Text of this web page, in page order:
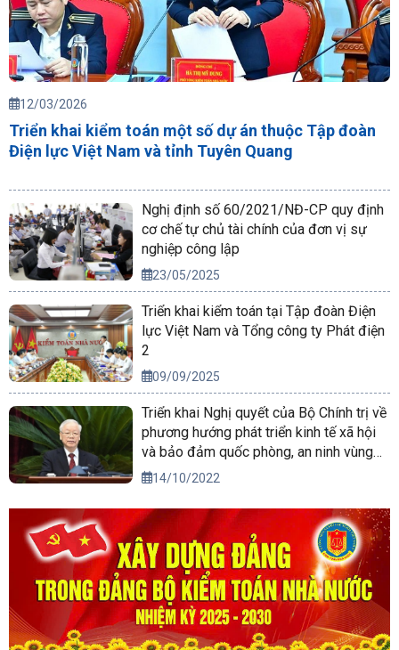
12/03/2026
Triển khai kiểm toán một số dự án thuộc Tập đoàn
Điện lực Việt Nam và tỉnh Tuyên Quang
Nghị định số 60/2021/NĐ-CP quy định
cơ chế tự chủ tài chính của đơn vị sự
nghiệp công lập
23/05/2025
Triển khai kiểm toán tại Tập đoàn Điện
lực Việt Nam và Tổng công ty Phát điện
2
09/09/2025
Triển khai Nghị quyết của Bộ Chính trị về
phương hướng phát triển kinh tế xã hội
và bảo đảm quốc phòng, an ninh vùng
Tây Nguyên đến năm 2030, tầm nhìn
14/10/2022